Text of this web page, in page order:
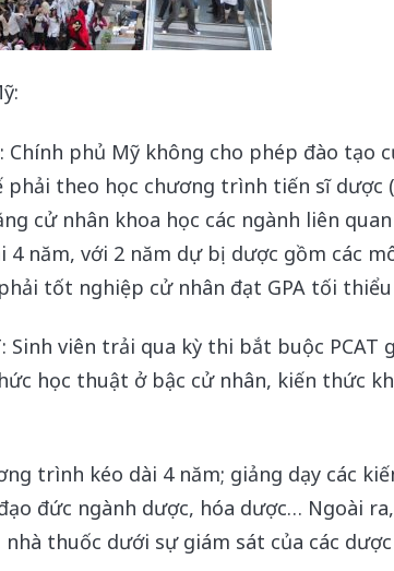
Chính phủ Mỹ không cho phép đào tạo
phải theo học chương trình tiến sĩ dược
cử nhân khoa học các ngành liên
4 năm, với 2 năm dự bị dược gồm các
tốt nghiệp cử nhân đạt GPA tối thiểu
Sinh viên trải qua kỳ thi bắt buộc PCAT
học thuật ở bậc cử nhân, kiến thức
trình kéo dài 4 năm; giảng dạy các
đức ngành dược, hóa dược… Ngoài
thuốc dưới sự giám sát của các